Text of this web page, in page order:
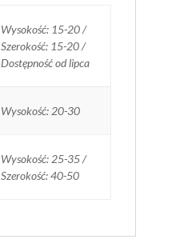
Wysokość: 15-20 /
Szerokość: 15-20 /
Dostępność od lipca
Wysokość: 20-30
Wysokość: 25-35 /
Szerokość: 40-50